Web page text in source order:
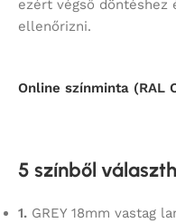
ezért végső döntéshez
ellenőrizni.
Online színminta (RAL
5 színből
1. GREY 18mm vastag